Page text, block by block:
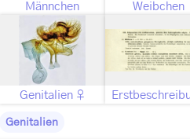
Männchen Weibchen
Genitalien ♀
Genitalien